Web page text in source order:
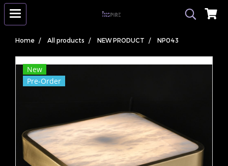
Home All products NEW PRODUCT NP043
New
Pre-Order